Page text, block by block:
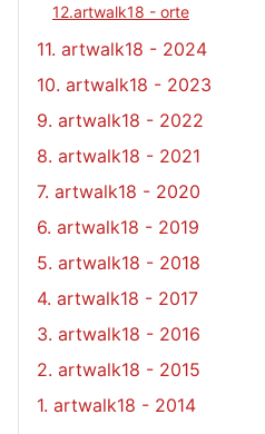
12.artwalk18 - orte
11. artwalk18 - 2024
10. artwalk18 - 2023
9. artwalk18 - 2022
8. artwalk18 - 2021
7. artwalk18 - 2020
6. artwalk18 - 2019
5. artwalk18 - 2018
4. artwalk18 - 2017
3. artwalk18 - 2016
2. artwalk18 - 2015
1. artwalk18 - 2014